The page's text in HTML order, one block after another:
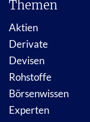
Themen
Aktien
Derivate
Devisen
Rohstoffe
Börsenwissen
Experten